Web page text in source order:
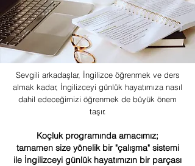
Sevgili arkadaşlar, İngilizce öğrenmek ve ders
almak kadar, İngilizceyi günlük hayatımıza nasıl
dahil edeceğimizi öğrenmek de büyük önem
taşır.
Koçluk programında amacımız;
tamamen size yönelik bir "çalışma" sistemi
ile İngilizceyi günlük hayatımızın bir parçası